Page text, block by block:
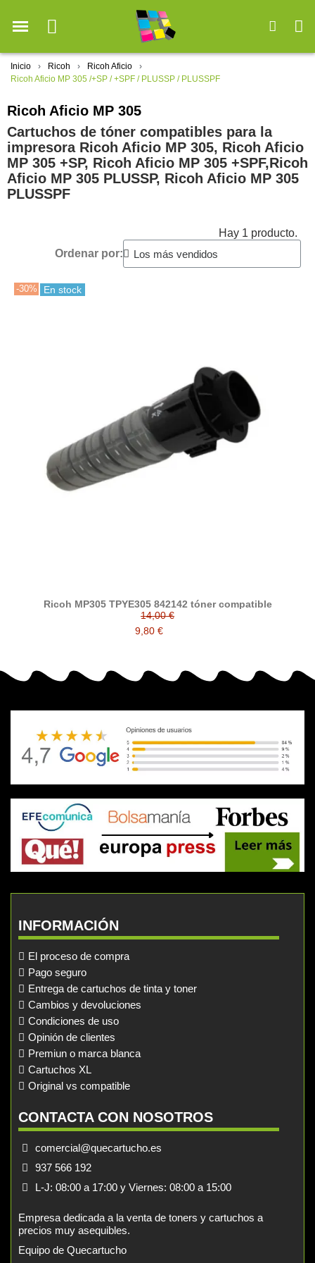
Inicio Ricoh
Ricoh Aficio
Ricoh Aficio MP 305 /+SP / +SPF / PLUSSP / PLUSSPF
Ricoh Aficio MP 305
Cartuchos de tóner compatibles para la
impresora Ricoh Aficio MP 305, Ricoh Aficio
MP 305 +SP, Ricoh Aficio MP 305 +SPF,Ricoh
Aficio MP 305 PLUSSP, Ricoh Aficio MP 305
PLUSSPF
Hay 1 producto.
Ordenar por:
-30% En stock
Ricoh MP305 TPYE305 842142 tóner compatible
14,00 €
9,80 €
INFORMACIÓN
El proceso de compra
Pago seguro
Entrega de cartuchos de tinta y toner
Cambios y devoluciones
Condiciones de uso
Opinión de clientes
Premiun o marca blanca
Cartuchos XL
Original vs compatible
CONTACTA CON NOSOTROS
comercial@quecartucho.es
937 566 192
L-J: 08:00 a 17:00 y Viernes: 08:00 a 15:00
Empresa dedicada a la venta de toners y cartuchos a
precios muy asequibles.
Equipo de Quecartucho